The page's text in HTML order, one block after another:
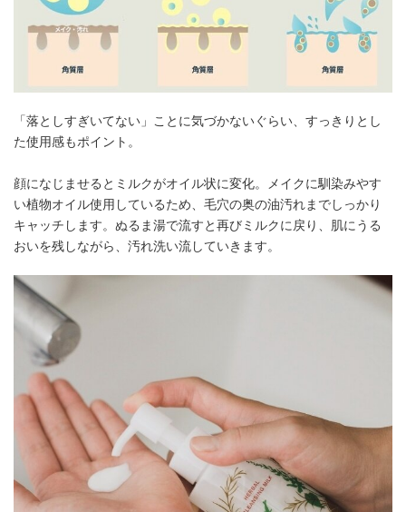
「落としすぎいてない」ことに気づかないぐらい、すっきりとし
た使用感もポイント。
顔になじませるとミルクがオイル状に変化。メイクに馴染みやす
い植物オイル使用しているため、毛穴の奥の油汚れまでしっかり
キャッチします。ぬるま湯で流すと再びミルクに戻り、肌にうる
おいを残しながら、汚れ洗い流していきます。